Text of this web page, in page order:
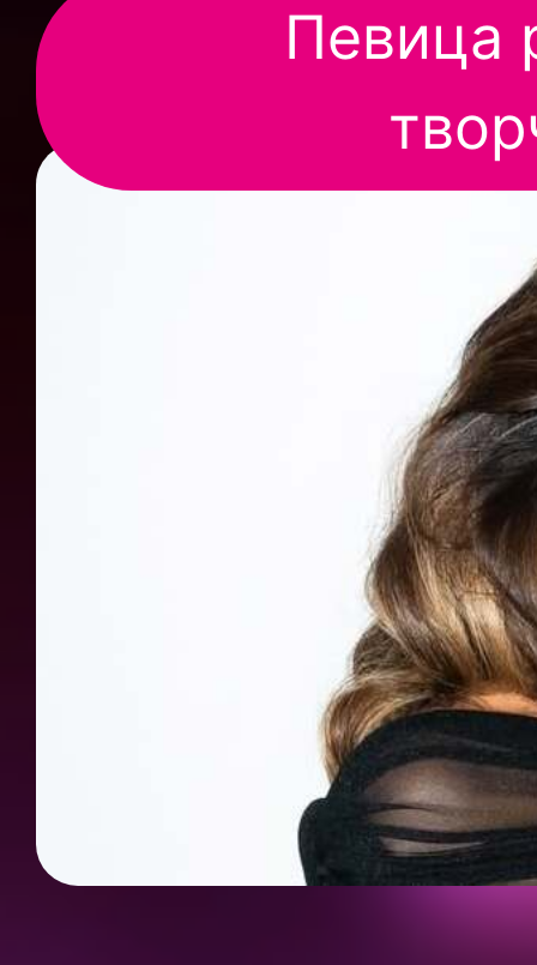
Певица